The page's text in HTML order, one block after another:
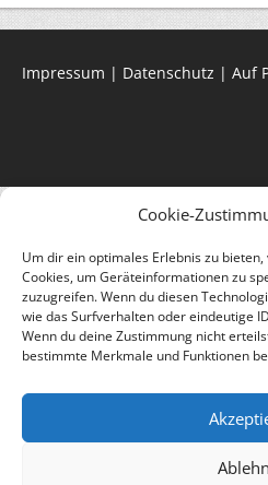
Cookie-
Um dir ein optimales Erlebnis zu
Cookies, um Geräteinformationen zu
zuzugreifen. Wenn du diesen
wie das Surfverhalten oder eindeutige
Wenn du deine Zustimmung nicht
bestimmte Merkmale und Funktionen
Impressum | Datenschutz | Auf